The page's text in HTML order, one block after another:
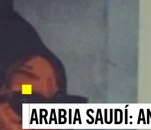
ARABIA SAUDÍ: